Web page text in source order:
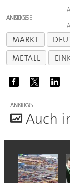
ANZEIGE
MARKT
METALL
ANZEIGE
Auch